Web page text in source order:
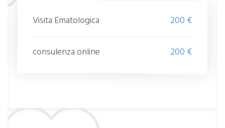
Visita Ematologica 200 €
consulenza online 200 €